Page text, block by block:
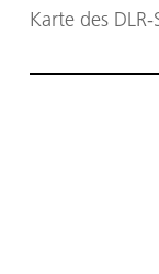
Karte des